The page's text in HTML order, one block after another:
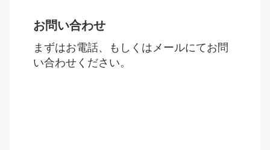
お問い合わせ
まずはお電話、もしくはメールにてお問
い合わせください。